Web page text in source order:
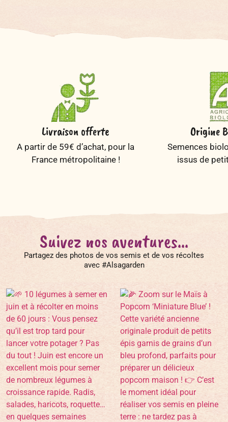
Livraison offerte
A partir de 59€ d’achat, pour la
France métropolitaine !
Origine
Semences
issus de
Suivez nos aventures...
Partagez des photos de vos semis et de vos récoltes
avec #Alsagarden